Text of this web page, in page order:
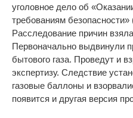
уголовное дело об «
требованиям безопасности»
Расследование причин
Первоначально выдвинули
бытового газа. Проведут и
экспертизу. Следствие
газовые баллоны и
появится и другая версия